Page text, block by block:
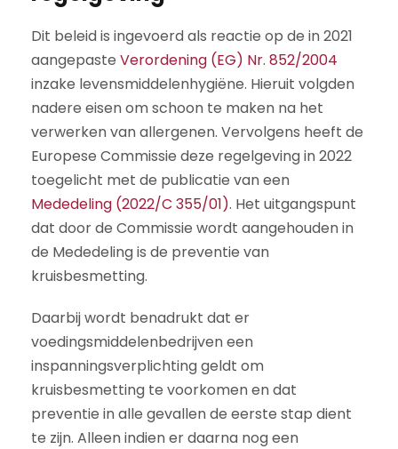
Dit beleid is ingevoerd als reactie op de in 2021
aangepaste Verordening (EG) Nr. 852/2004
inzake levensmiddelenhygiëne. Hieruit volgden
nadere eisen om schoon te maken na het
verwerken van allergenen. Vervolgens heeft de
Europese Commissie deze regelgeving in 2022
toegelicht met de publicatie van een
Mededeling (2022/C 355/01). Het uitgangspunt
dat door de Commissie wordt aangehouden in
de Mededeling is de preventie van
kruisbesmetting.
Daarbij wordt benadrukt dat er
voedingsmiddelenbedrijven een
inspanningsverplichting geldt om
kruisbesmetting te voorkomen en dat
preventie in alle gevallen de eerste stap dient
te zijn. Alleen indien er daarna nog een